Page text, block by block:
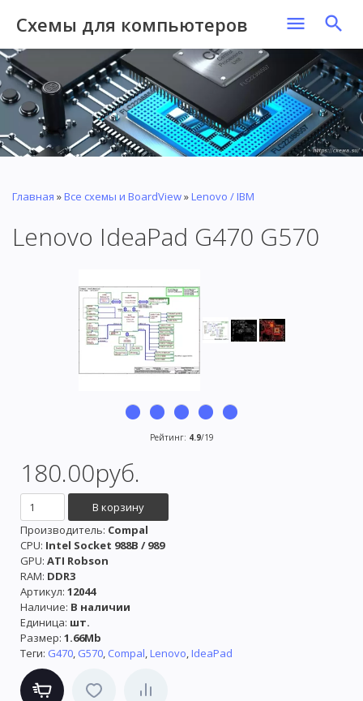
Схемы для компьютеров
Главная »Все схемы и BoardView»Lenovo / IBM
Lenovo IdeaPad G470 G570
Рейтинг: 4.9/19
180.00руб.
Производитель: Compal
CPU: Intel Socket 988B / 989
GPU: ATI Robson
RAM: DDR3
Артикул: 12044
Наличие: В наличии
Единица: шт.
Размер: 1.66Mb
Теги: G470, G570, Compal,Lenovo,IdeaPad